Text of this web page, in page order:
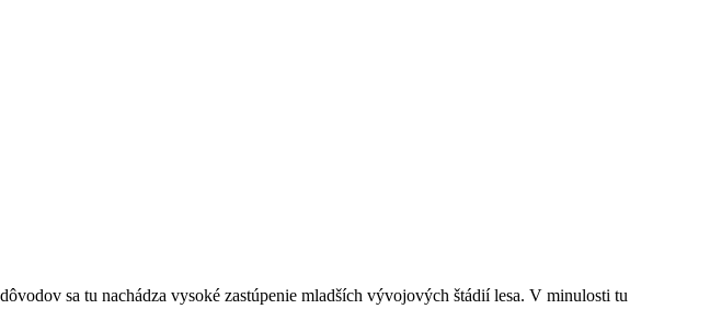
sa tu nachádza vysoké zastúpenie mladších vývojových štádií lesa. V minulosti tu